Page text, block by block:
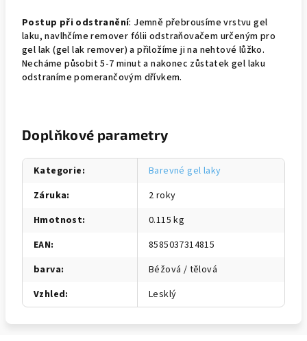
Postup při odstranění: Jemně přebrousíme vrstvu gel
laku, navlhčíme remover fólii odstraňovačem určeným pro
gel lak (gel lak remover) a přiložíme ji na nehtové lůžko.
Necháme působit 5-7 minut a nakonec zůstatek gel laku
odstraníme pomerančovým dřívkem.
Doplňkové parametry
Kategorie:
Barevné gel laky
Záruka:
2 roky
Hmotnost:
0.115 kg
EAN:
8585037314815
barva:
Béžová / tělová
Vzhled: Lesklý